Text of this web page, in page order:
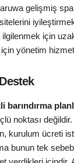
gelişmiş
ilgilenmek için
yönetim
barındırma
noktası
kurulum ücreti
bunun tek